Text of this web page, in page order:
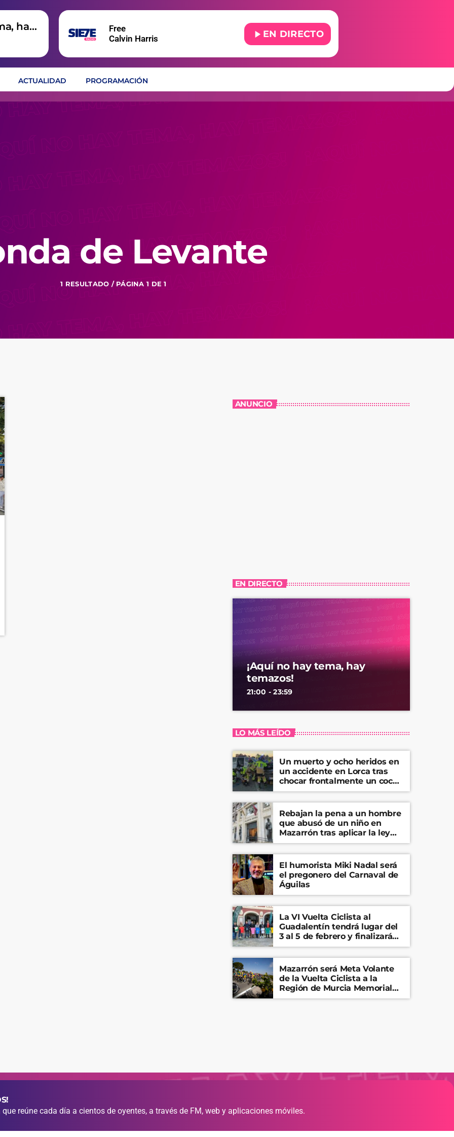
hay
Free
Calvin Harris
play_arrow EN DIRECTO
ACTUALIDAD PROGRAMACIÓN
de Levante
1 RESULTADO / PÁGINA 1 DE 1
ANUNCIO
EN DIRECTO
¡Aquí no hay tema, hay
temazos!
21:00 - 23:59
LO MÁS LEÍDO
Un muerto y ocho heridos en
un accidente en Lorca tras
chocar frontalmente un coche
y una furgoneta
Rebajan la pena a un hombre
que abusó de un niño en
Mazarrón tras aplicar la ley
del ‘solo sí es sí’
El humorista Miki Nadal será
el pregonero del Carnaval de
Águilas
La VI Vuelta Ciclista al
Guadalentín tendrá lugar del
3 al 5 de febrero y finalizará
en el Castillo de Lorca
Mazarrón será Meta Volante
de la Vuelta Ciclista a la
Región de Murcia Memorial
Mariano Rojas
reúne cada día a cientos de oyentes, a través de FM, web y aplicaciones móviles.